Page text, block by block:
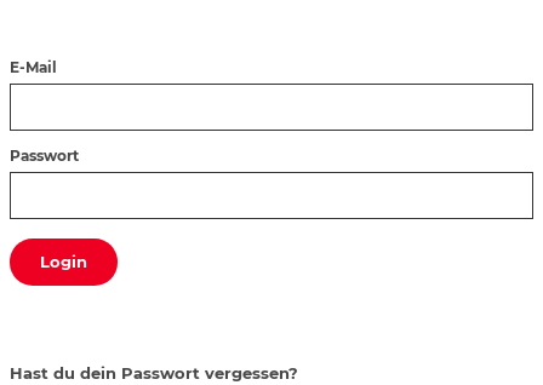
E-Mail
Passwort
Login
Hast du dein Passwort vergessen?